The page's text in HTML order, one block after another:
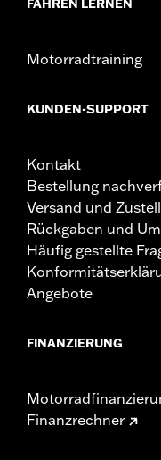
Umfang
anderen
Fußrasten
normalen
FAHREN LERNEN
Motorradtraining
KUNDEN-SUPPORT
Kontakt
Bestellung
Versand und
Rückgaben und
Häufig gestellte
Angebote
FINANZIERUNG
Finanzrechner